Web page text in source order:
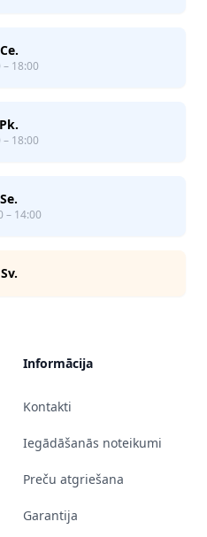
Ce.
– 18:00
Pk.
– 18:00
Se.
– 14:00
Sv.
Informācija
Kontakti
Iegādāšanās noteikumi
Preču atgriešana
Garantija